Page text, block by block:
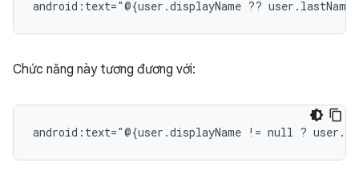
android:text="@{user.displayName ??
Chức năng này tương đương với:
android:text="@{user.displayName != null ?